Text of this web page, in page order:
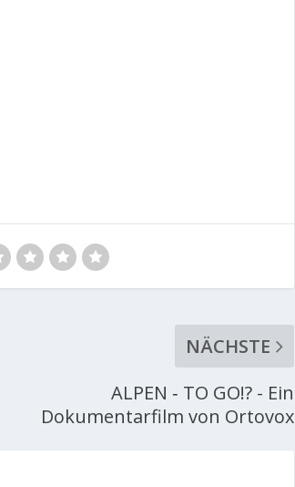
NÄCHSTE
ALPEN ‑ TO GO!? - Ein
Dokumentarfilm von Ortovox